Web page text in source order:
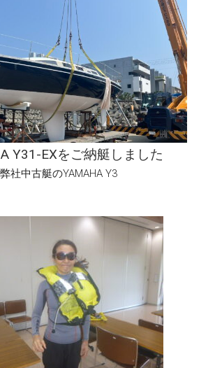
Y31-EXをご納艇しました
弊社中古艇のYAMAHA Y3